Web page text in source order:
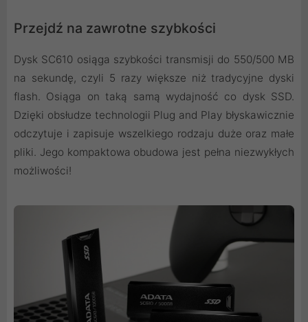
Przejdź na zawrotne szybkości
Dysk SC610 osiąga szybkości transmisji do 550/500 MB
na sekundę, czyli 5 razy większe niż tradycyjne dyski
flash. Osiąga on taką samą wydajność co dysk SSD.
Dzięki obsłudze technologii Plug and Play błyskawicznie
odczytuje i zapisuje wszelkiego rodzaju duże oraz małe
pliki. Jego kompaktowa obudowa jest pełna niezwykłych
możliwości!